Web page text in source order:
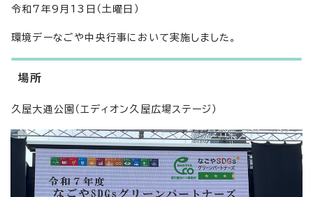
令和7年9月13日（土曜日）
環境デーなごや中央行事において実施しました。
場所
久屋大通公園（エディオン久屋広場ステージ）